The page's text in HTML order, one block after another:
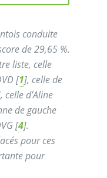
conduite
de 29,65 %.
liste, celle
[1], celle de
, celle d’Aline
de gauche
[4].
pour ces
pour